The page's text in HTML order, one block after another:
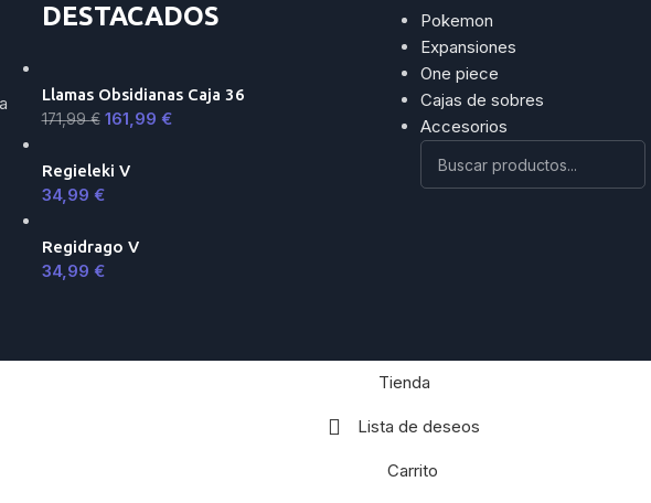
DESTACADOS
Llamas Obsidianas Caja 36
171,99€ 161,99 €
Regieleki V
34,99 €
Regidrago V
34,99 €
Pokemon
Expansiones
One piece
Cajas de sobres
Accesorios
Tienda
Lista de deseos
Carrito